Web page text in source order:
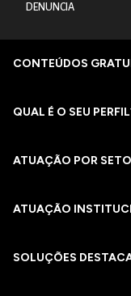
DENUNCIA
CONTEÚDOS
QUAL É O SEU
ATUAÇÃO POR
ATUAÇÃO
SOLUÇÕES